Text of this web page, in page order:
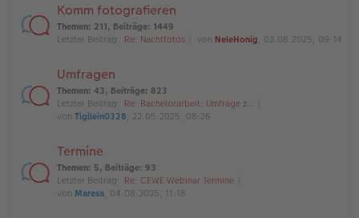
Komm fotografieren
Themen: 211, Beiträge: 1449
Letzter Beitrag: Re: Nachtfotos von NeleHonig, 02.06.2025, 09:14
Umfragen
Themen: 43, Beiträge: 823
Letzter Beitrag: Re: Bachelorarbeit: Umfrage z…
von Tigilein0328, 22.05.2025, 08:26
Termine
Themen: 5, Beiträge: 93
Letzter Beitrag: Re: CEWE Webinar Termine
von Maresa, 04.08.2025, 11:18